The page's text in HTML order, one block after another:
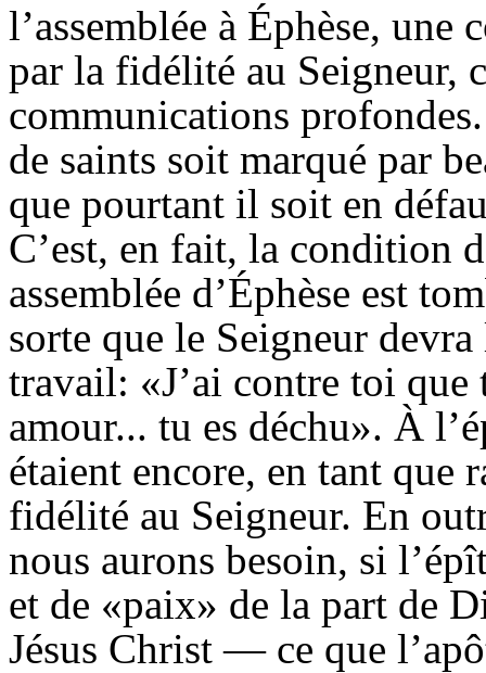
l’assemblée à Éphèse,
par la fidélité au Seigneur,
communications
de saints soit marqué par
que pourtant il soit en
C’est, en fait, la condition
assemblée d’Éphèse est
sorte que le Seigneur
travail: «J’ai contre toi que
amour... tu es déchu». À
étaient encore, en tant que
fidélité au Seigneur. En
nous aurons besoin, si
et de «paix» de la part de
Jésus Christ — ce que